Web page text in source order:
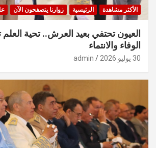
الأكثر مشاهدة الرئيسية زوارنا يتصفحون الآن
العيون تحتفي بعيد العرش.. تحية
الوفاء والانتماء
30 يوليو 2026 admin